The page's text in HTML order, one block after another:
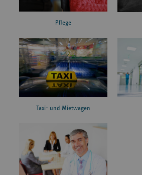
Pflege
Taxi- und Mietwagen